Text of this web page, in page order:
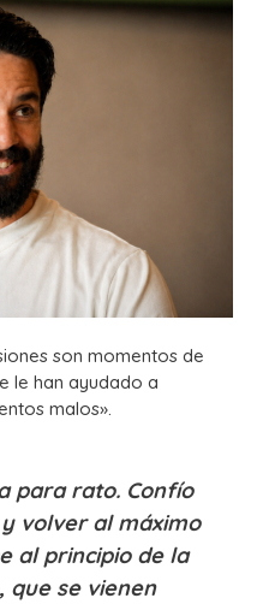
son momentos de
le han ayudado a
malos».
para rato. Confío
volver al máximo
al principio de la
que se vienen